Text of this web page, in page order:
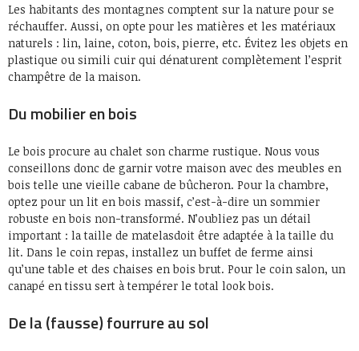
Les habitants des montagnes comptent sur la nature pour se
réchauffer. Aussi, on opte pour les matières et les matériaux
naturels : lin, laine, coton, bois, pierre, etc. Évitez les objets en
plastique ou simili cuir qui dénaturent complètement l’esprit
champêtre de la maison.
Du mobilier en bois
Le bois procure au chalet son charme rustique. Nous vous
conseillons donc de garnir votre maison avec des meubles en
bois telle une vieille cabane de bûcheron. Pour la chambre,
optez pour un lit en bois massif, c’est-à-dire un sommier
robuste en bois non-transformé. N’oubliez pas un détail
important : la taille de matelasdoit être adaptée à la taille du
lit. Dans le coin repas, installez un buffet de ferme ainsi
qu’une table et des chaises en bois brut. Pour le coin salon, un
canapé en tissu sert à tempérer le total look bois.
De la (fausse) fourrure au sol